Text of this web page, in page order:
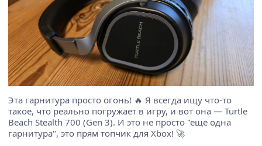
Эта гарнитура просто огонь! 🔥 Я всегда ищу что-то
такое, что реально погружает в игру, и вот она — Turtle
Beach Stealth 700 (Gen 3). И это не просто "еще одна
гарнитура", это прям топчик для Xbox! 🚀